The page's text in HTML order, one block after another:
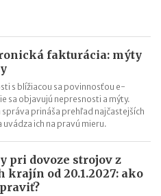
poriadok
fakturácia: mýty
s blížiacou sa povinnosťou e-
sa objavujú nepresnosti a mýty.
správa prináša prehľad najčastejších
uvádza ich na pravú mieru.
pri dovoze strojov z
krajín od 20.1.2027: ako